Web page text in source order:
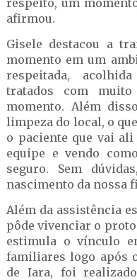
respeito, um
afirmou.
Gisele destacou a
momento em um
respeitada,
tratados com
momento. Além
limpeza do local, o
o paciente que vai
equipe e vendo
seguro. Sem
nascimento da nossa
Além da assistência
pôde vivenciar o
estimula o vínculo
familiares logo após
de Iara, foi